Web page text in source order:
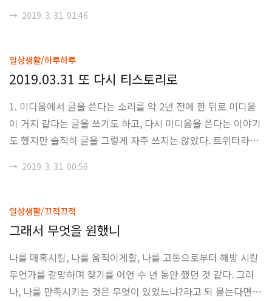
(두 교수가 돌아가면서 수업을 하는 거였고, 중간고사 이전에는
다가 ㅈ되었음을 알게 되었다) Screening에서 어떻게 두 집단
을 모델 설계로 분류를 해낼 수 있느냐였다. 보상을 하는 방식을
의가 대부분이었는데, 수업도 대충 들었지, 슬라이드에 내용은
대충대충 설명되어있지, 수업은 한국인 교수가 영어로 하지, 여
튼 대 멘붕..
→ 2019. 3. 31. 01:46
일상생활/하루하루
2019.03.31 또 다시 티스토리로
1. 미디움에서 글을 쓴다는 소리를 약 2년 전에 한 뒤로 미디움
이 거지 같다는 글을 쓰기도 하고, 다시 미디움을 쓴다는 이야기
도 했지만 솔직히 글을 그렇게 자주 쓰지는 않았다. 트위터라는
도 그렇게 없었기 때문이라고 하겠지만, 대부분 자기변명에 가
음이 안 생겼다고 하는 게 좀 더 정확한 말이지만... 2. 티스토리
를 버리게 된 계기는 예전 글에서도 서술한 대로, 백업 기능의
것이 뻔하고, 티스토리는 장기적으로 유지보수 단계에서 끝이
날 예정이라는게 자명하기 때문이다. 다음 블로그처럼 티스토리
도 중장기적으로 -다음 블로..
→ 2019. 3. 31. 00:56
일상생활/끄적끄적
그래서 무엇을 원했니
나를 매혹시킬, 나를 움직이게할, 나를 고통으로부터 해방 시킬
무언가를 갈망하며 찾기를 어언 수 년 동안 했던 것 같다. 그러
나, 나를 만족시키는 것은 무엇이 있었느냐?라고 되 묻는다면,